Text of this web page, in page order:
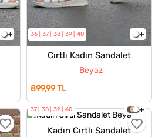
36 37 38 39 40
Cırtlı Kadın Sandalet
Beyaz
899,99 TL
37 38 39 40
Kadın Cırtlı Sandalet